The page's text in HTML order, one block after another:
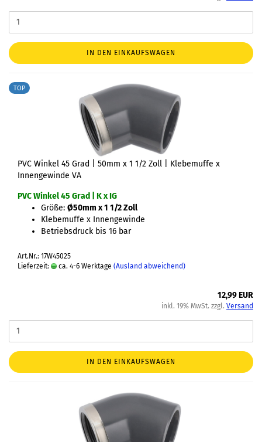
IN DEN EINKAUFSWAGEN
TOP
PVC Winkel 45 Grad | 50mm x 1 1/2 Zoll | Klebemuffe x
Innengewinde VA
PVC Winkel 45 Grad | K x IG
Größe: Ø50mm x 1 1/2 Zoll
Klebemuffe x Innengewinde
Betriebsdruck bis 16 bar
Art.Nr.: 17W45025
Lieferzeit:
ca. 4-6 Werktage (Ausland abweichend)
12,99 EUR
inkl. 19% MwSt. zzgl. Versand
IN DEN EINKAUFSWAGEN